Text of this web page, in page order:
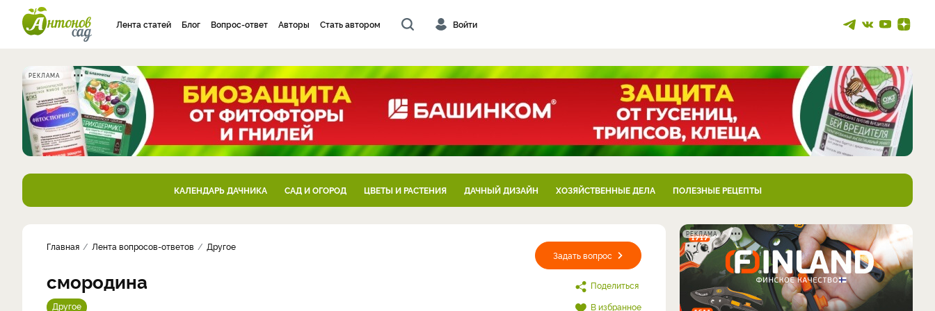
Лента статей Блог Вопрос-ответ Авторы Стать автором Войти
РЕКЛАМА
КАЛЕНДАРЬ ДАЧНИКА САД И ОГОРОД ЦВЕТЫ И РАСТЕНИЯ ДАЧНЫЙ ДИЗАЙН ХОЗЯЙСТВЕННЫЕ ДЕЛА ПОЛЕЗНЫЕ РЕЦЕПТЫ
Задать вопрос
Поделиться
В избранное
Главная Лента вопросов-ответов Другое
смородина
Другое
РЕКЛАМА